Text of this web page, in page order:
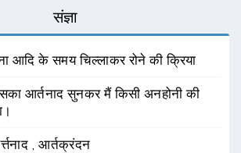
संज्ञा
आदि के समय चिल्लाकर रोने की क्रिया
आर्तनाद सुनकर मैं किसी अनहोनी की
,आर्तक्रंदन